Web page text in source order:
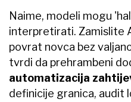
Naime, modeli mogu
interpretirati. Zamislite
povrat novca bez
tvrdi da prehrambeni
automatizacija
definicije granica, audit